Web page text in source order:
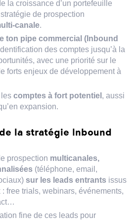
la croissance d’un portefeuille
de prospection
canale.
ton pipe commercial (Inbound
des comptes jusqu’à la
avec une priorité sur le
forts enjeux de développement à
les comptes à fort potentiel , aussi
expansion.
la stratégie Inbound
prospection multicanales,
(téléphone, email,
sur les leads entrants issus
free trials, webinars, événements,
fine de ces leads pour